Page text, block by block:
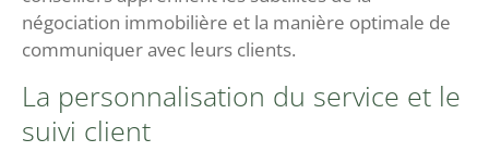
négociation immobilière et la manière optimale de
communiquer avec leurs clients.
La personnalisation du service et le
suivi client